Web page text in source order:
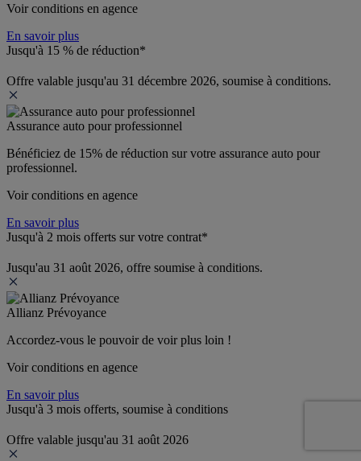
Voir conditions en agence
En savoir plus
Jusqu'à 15 % de réduction*
Offre valable jusqu'au 31 décembre 2026, soumise à conditions.
Assurance auto pour professionnel
Bénéficiez de 15% de réduction sur votre assurance auto pour
professionnel.
Voir conditions en agence
En savoir plus
Jusqu'à 2 mois offerts sur votre contrat*
Jusqu'au 31 août 2026, offre soumise à conditions.
Allianz Prévoyance
Accordez-vous le pouvoir de voir plus loin !
Voir conditions en agence
En savoir plus
Jusqu'à 3 mois offerts, soumise à conditions
Offre valable jusqu'au 31 août 2026